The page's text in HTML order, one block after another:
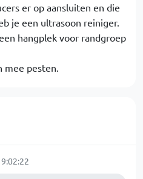
er op aansluiten en die
je een ultrasoon reiniger.
hangplek voor randgroep
mee pesten.